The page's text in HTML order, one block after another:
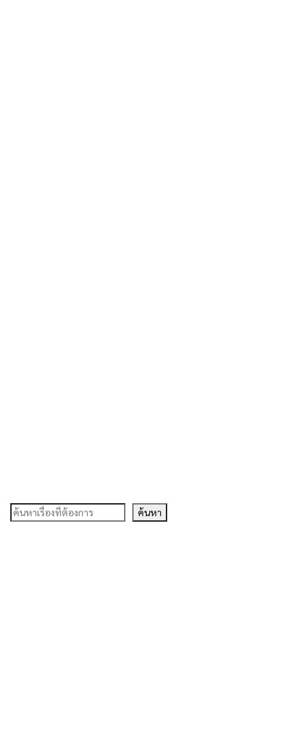
ค้นหา ค้นหา